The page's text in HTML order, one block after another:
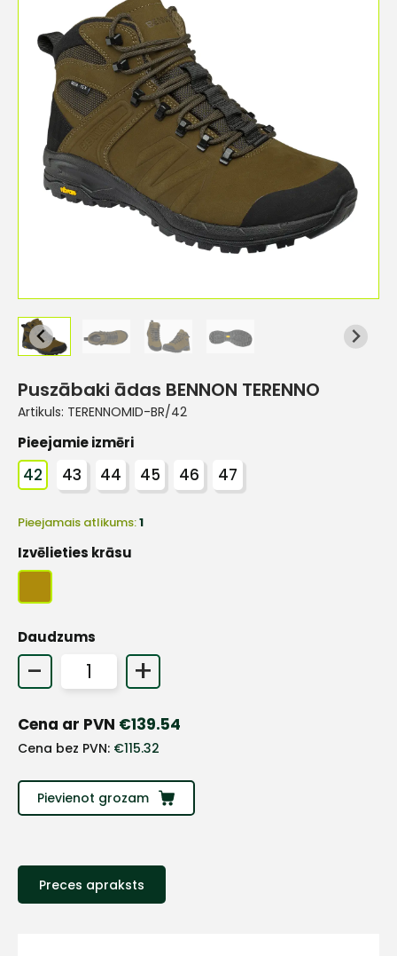
Puszābaki ādas BENNON TERENNO
Artikuls: TERENNOMID-BR/42
Pieejamie izmēri
42 43 44 45 46 47
Pieejamais atlikums:1
Izvēlieties krāsu
Daudzums
- +
Cena ar PVN €139.54
Cena bez PVN: €115.32
Pievienot grozam
Preces apraksts
+